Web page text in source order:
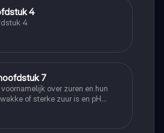
4
4
7
over zuren en hun
of sterke zuur is en pH